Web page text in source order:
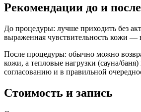
Рекомендации до и после
До процедуры: лучше приходить без
выраженная чувствительность кожи —
После процедуры: обычно можно
кожи, а тепловые нагрузки (сауна/
согласованию и в правильной
Стоимость и запись